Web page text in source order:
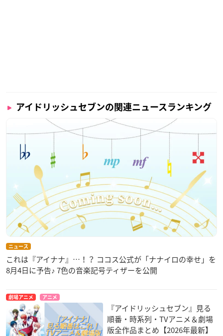
アイドリッシュセブンの関連ニュースランキング
ニュース
これは『アイナナ』…！？ ココス公式が「ナナイロの幸せ」を
8月4日に予告♪ 7色の音楽記号ティザーを公開
劇場アニメ アニメ
『アイドリッシュセブン』見る
順番・時系列・TVアニメ＆劇場
版全作品まとめ【2026年最新】